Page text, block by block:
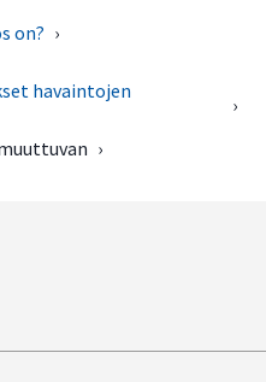
on? ›
havaintojen
›
›